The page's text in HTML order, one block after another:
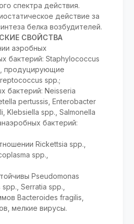
спектра действия.
действие за
белка возбудителей.
СВОЙСТВА
аэробных
бактерий: Staphylococcus
продуцирующие
spp.;
бактерий: Neisseria
pertussis, Enterobacter
Klebsiella spp., Salmonella
бактерий:
Rickettsia spp.,
spp.,
Pseudomonas
Serratia spp.,
Bacteroides fragilis,
мелкие вирусы.